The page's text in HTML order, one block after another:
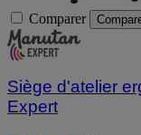
Comparer
Siège d'atelier
Expert